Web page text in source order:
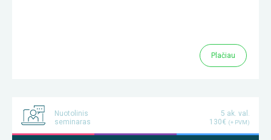
Plačiau
Nuotolinis
seminaras
5 ak. val.
130€ (+ PVM)